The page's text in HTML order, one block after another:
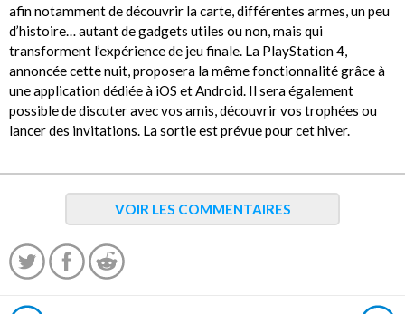
afin notamment de découvrir la carte, différentes armes, un peu
d’histoire… autant de gadgets utiles ou non, mais qui
transforment l’expérience de jeu finale. La PlayStation 4,
annoncée cette nuit, proposera la même fonctionnalité grâce à
une application dédiée à iOS et Android. Il sera également
possible de discuter avec vos amis, découvrir vos trophées ou
lancer des invitations. La sortie est prévue pour cet hiver.
VOIR LES COMMENTAIRES